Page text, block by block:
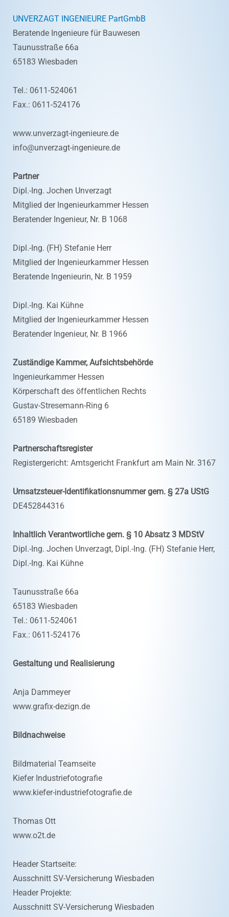
UNVERZAGT INGENIEURE PartGmbB
Beratende Ingenieure für Bauwesen
Taunusstraße 66a
65183 Wiesbaden
Tel.: 0611-524061
Fax.: 0611-524176
www.unverzagt-ingenieure.de
info@unverzagt-ingenieure.de
Partner
Dipl.-Ing. Jochen Unverzagt
Mitglied der Ingenieurkammer Hessen
Beratender Ingenieur, Nr. B 1068
Dipl.-Ing. (FH) Stefanie Herr
Mitglied der Ingenieurkammer Hessen
Beratende Ingenieurin, Nr. B 1959
Dipl.-Ing. Kai Kühne
Mitglied der Ingenieurkammer Hessen
Beratender Ingenieur, Nr. B 1966
Zuständige Kammer, Aufsichtsbehörde
Ingenieurkammer Hessen
Körperschaft des öffentlichen Rechts
Gustav-Stresemann-Ring 6
65189 Wiesbaden
Partnerschaftsregister
Registergericht: Amtsgericht Frankfurt am Main Nr. 3167
Umsatzsteuer-Identifikationsnummer gem. § 27a UStG
DE452844316
Inhaltlich Verantwortliche gem. § 10 Absatz 3 MDStV
Dipl.-Ing. Jochen Unverzagt, Dipl.-Ing. (FH) Stefanie Herr,
Dipl.-Ing. Kai Kühne
Taunusstraße 66a
65183 Wiesbaden
Tel.: 0611-524061
Fax.: 0611-524176
Gestaltung und Realisierung
Anja Dammeyer
www.grafix-dezign.de
Bildnachweise
Bildmaterial Teamseite
Kiefer Industriefotografie
www.kiefer-industriefotografie.de
Thomas Ott
www.o2t.de
Header Startseite:
Ausschnitt SV-Versicherung Wiesbaden
Header Projekte:
Ausschnitt SV-Versicherung Wiesbaden